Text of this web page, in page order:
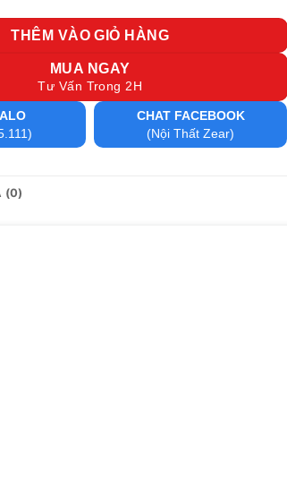
THÊM VÀO GIỎ HÀNG
MUA NGAY
Tư Vấn Trong 2H
CHAT FACEBOOK
(Nội Thất Zear)
(0)